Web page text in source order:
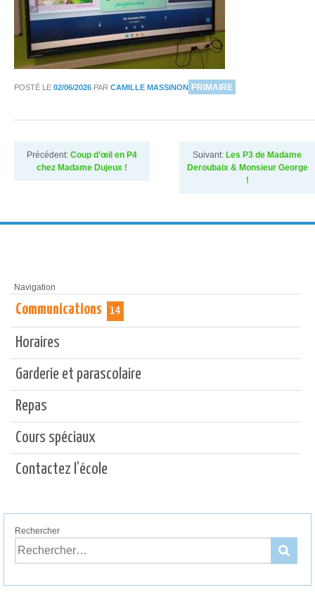
Navigation
Communications 14
Horaires
Garderie et parascolaire
Repas
Cours spéciaux
Contactez l’école
Rechercher
POSTÉ LE 02/06/2026 PAR CAMILLE MASSINONDANS
PRIMAIRE
Précédent: Coup d’œil en P4
chez Madame Dujeux !
Suivant: Les P3 de Madame
Deroubaix & Monsieur George
!